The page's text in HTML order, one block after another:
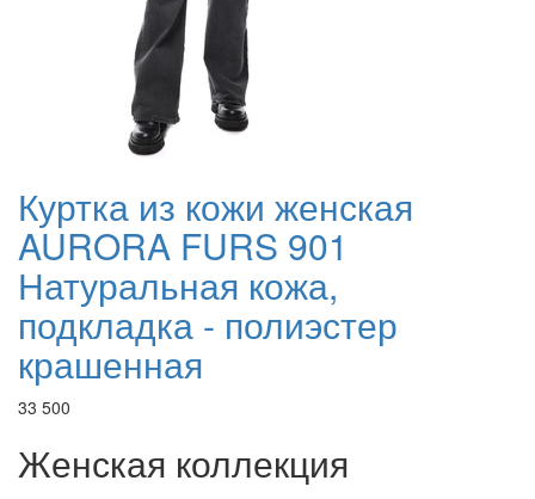
Куртка из кожи женская
AURORA FURS 901
Натуральная кожа,
подкладка - полиэстер
крашенная
33 500
Женская коллекция